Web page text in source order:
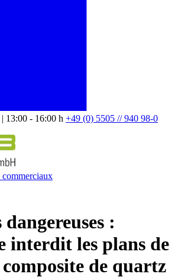
13:00 - 16:00 h +49 (0) 5505 // 940 98-0
commerciaux
:
interdit les plans de
de quartz